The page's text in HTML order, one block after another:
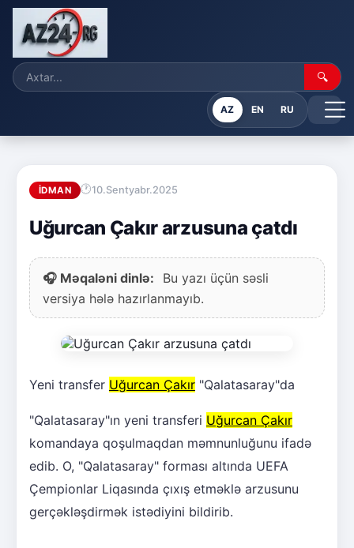
🔍
AZ EN RU
İDMAN 10.Sentyabr.2025
Uğurcan Çakır arzusuna çatdı
🎧 Məqaləni dinlə:
Bu yazı üçün səsli
versiya hələ hazırlanmayıb.
Yeni transfer Uğurcan Çakır "Qalatasaray"da
"Qalatasaray"ın yeni transferi Uğurcan Çakır
komandaya qoşulmaqdan məmnunluğunu ifadə
edib. O, "Qalatasaray" forması altında UEFA
Çempionlar Liqasında çıxış etməklə arzusunu
gerçəkləşdirmək istədiyini bildirib.